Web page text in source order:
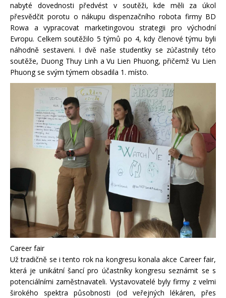
nabyté dovednosti předvést v soutěži, kde měli za úkol
přesvědčit porotu o nákupu dispenzačního robota firmy BD
Rowa a vypracovat marketingovou strategii pro východní
Evropu. Celkem soutěžilo 5 týmů po 4, kdy členové týmu byli
náhodně sestaveni. I dvě naše studentky se zúčastnily této
soutěže, Duong Thuy Linh a Vu Lien Phuong, přičemž Vu Lien
Phuong se svým týmem obsadila 1. místo.
Career fair
Už tradičně se i tento rok na kongresu konala akce Career fair,
která je unikátní šancí pro účastníky kongresu seznámit se s
potenciálními zaměstnavateli. Vystavovatelé byly firmy z velmi
širokého spektra působnosti (od veřejných lékáren, přes